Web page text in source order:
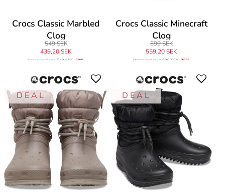
Crocs Classic Marbled
Clog
549 SEK
439,20 SEK
Ursprungligen549 SEK -20%
Crocs Classic Minecraft
Clog
699 SEK
559,20 SEK
Ursprungligen699 SEK -20%
D E A L D E A L